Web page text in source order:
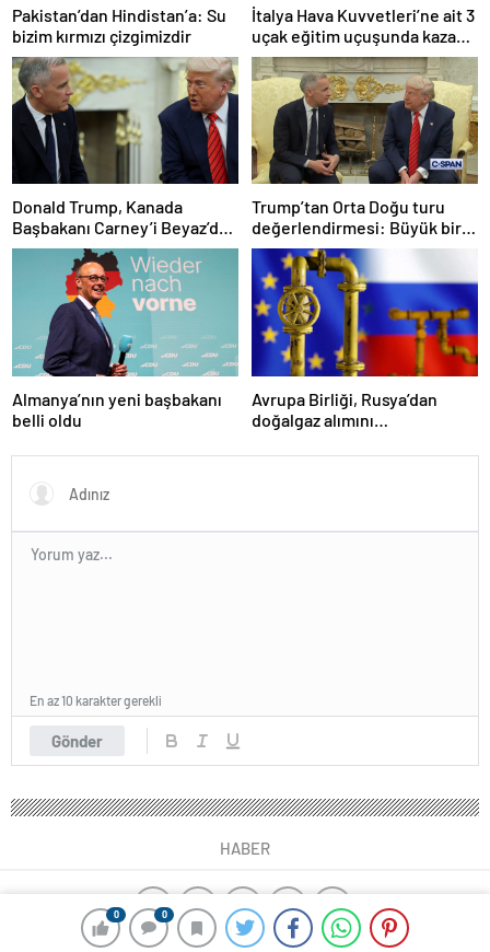
0 0
Pakistan’dan Hindistan’a: Su
bizim kırmızı çizgimizdir
İtalya Hava Kuvvetleri’ne ait 3
uçak eğitim uçuşunda kaza
yaptı
Donald Trump, Kanada
Başbakanı Carney’i Beyaz’da
ağırladı
Trump’tan Orta Doğu turu
değerlendirmesi: Büyük bir
duyuru yapacağız
Almanya’nın yeni başbakanı
belli oldu
Avrupa Birliği, Rusya’dan
doğalgaz alımını
Gönder
En az 10 karakter gerekli
HABER